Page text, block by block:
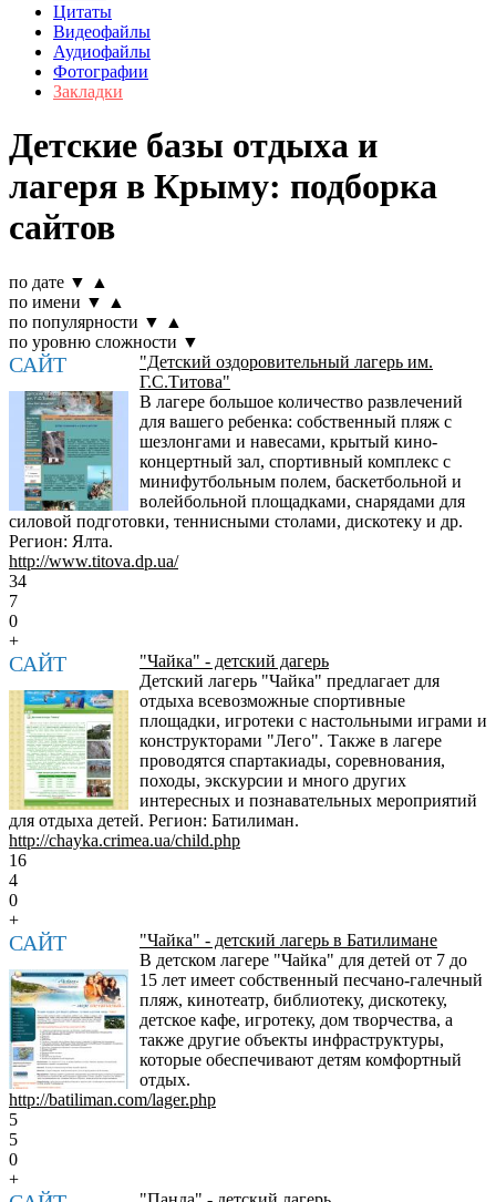
Цитаты
Видеофайлы
Аудиофайлы
Фотографии
Закладки
Детские базы отдыха и
лагеря в Крыму: подборка
сайтов
по дате ▼
▲
по имени ▼
▲
по популярности ▼
▲
по уровню сложности ▼
САЙТ
"Детский оздоровительный лагерь им.
Г.С.Титова"
В лагере большое количество развлечений
для вашего ребенка: собственный пляж с
шезлонгами и навесами, крытый кино-
концертный зал, спортивный комплекс с
минифутбольным полем, баскетбольной и
волейбольной площадками, снарядами для
силовой подготовки, теннисными столами, дискотеку и др.
Регион: Ялта.
http://www.titova.dp.ua/
34
7
0
+
САЙТ
"Чайка" - детский дагерь
Детский лагерь "Чайка" предлагает для
отдыха всевозможные спортивные
площадки, игротеки с настольными играми и
конструкторами "Лего". Также в лагере
проводятся спартакиады, соревнования,
походы, экскурсии и много других
интересных и познавательных мероприятий
для отдыха детей. Регион: Батилиман.
http://chayka.crimea.ua/child.php
16
4
0
+
САЙТ
"Чайка" - детский лагерь в Батилимане
В детском лагере "Чайка" для детей от 7 до
15 лет имеет собственный песчано-галечный
пляж, кинотеатр, библиотеку, дискотеку,
детское кафе, игротеку, дом творчества, а
также другие объекты инфраструктуры,
которые обеспечивают детям комфортный
отдых.
http://batiliman.com/lager.php
5
5
0
+